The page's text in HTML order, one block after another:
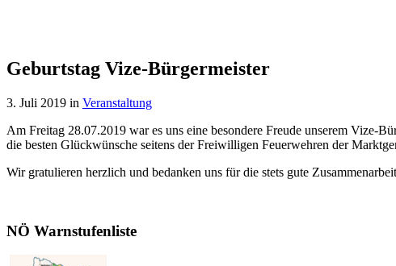
Geburtstag Vize-Bürgermeister
3. Juli 2019 in Veranstaltung
Am Freitag 28.07.2019 war es uns eine besondere Freude unserem Vize-
die besten Glückwünsche seitens der Freiwilligen Feuerwehren der
Wir gratulieren herzlich und bedanken uns für die stets gute
NÖ Warnstufenliste